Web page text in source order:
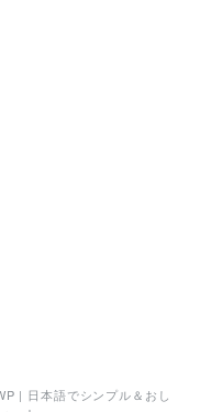
| 日本語でシンプル＆おし